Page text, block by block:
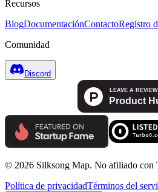
Recursos
BlogDocumentaciónContactoRegistro
Comunidad
Discord
© 2026 Silksong Map. No afiliado con
Política de privacidadTérminos del